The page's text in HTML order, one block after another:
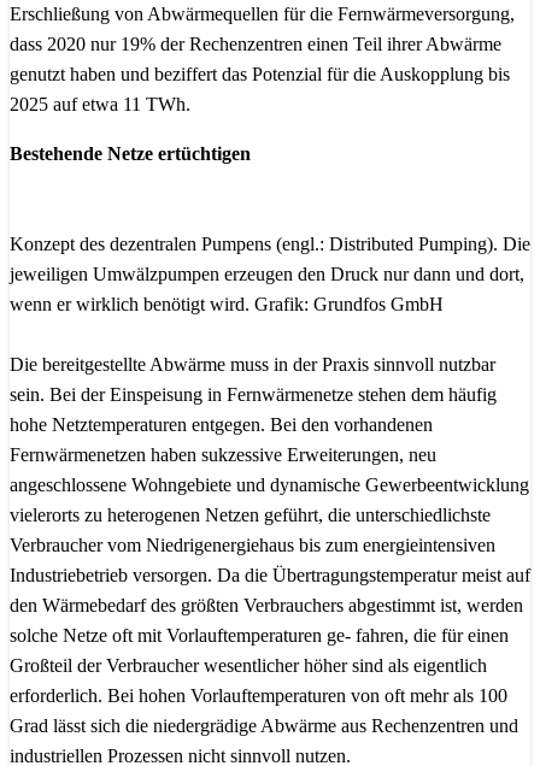
Erschließung von Abwärmequellen für die Fernwärmeversorgung,
dass 2020 nur 19% der Rechenzentren einen Teil ihrer Abwärme
genutzt haben und beziffert das Potenzial für die Auskopplung bis
2025 auf etwa 11 TWh.
Bestehende Netze ertüchtigen
Konzept des dezentralen Pumpens (engl.: Distributed Pumping). Die
jeweiligen Umwälzpumpen erzeugen den Druck nur dann und dort,
wenn er wirklich benötigt wird. Grafik: Grundfos GmbH
Die bereitgestellte Abwärme muss in der Praxis sinnvoll nutzbar
sein. Bei der Einspeisung in Fernwärmenetze stehen dem häufig
hohe Netztemperaturen entgegen. Bei den vorhandenen
Fernwärmenetzen haben sukzessive Erweiterungen, neu
angeschlossene Wohngebiete und dynamische Gewerbeentwicklung
vielerorts zu heterogenen Netzen geführt, die unterschiedlichste
Verbraucher vom Niedrigenergiehaus bis zum energieintensiven
Industriebetrieb versorgen. Da die Übertragungstemperatur meist auf
den Wärmebedarf des größten Verbrauchers abgestimmt ist, werden
solche Netze oft mit Vorlauftemperaturen ge- fahren, die für einen
Großteil der Verbraucher wesentlicher höher sind als eigentlich
erforderlich. Bei hohen Vorlauftemperaturen von oft mehr als 100
Grad lässt sich die niedergrädige Abwärme aus Rechenzentren und
industriellen Prozessen nicht sinnvoll nutzen.